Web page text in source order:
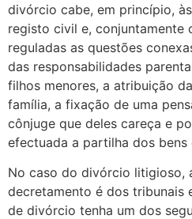
divórcio cabe, em princípio,
registo civil e, conjuntamente
reguladas as questões
das responsabilidades
filhos menores, a atribuição
família, a fixação de uma
cônjuge que deles careça e
efectuada a partilha dos bens
No caso do divórcio litigioso,
decretamento é dos tribunais
de divórcio tenha um dos